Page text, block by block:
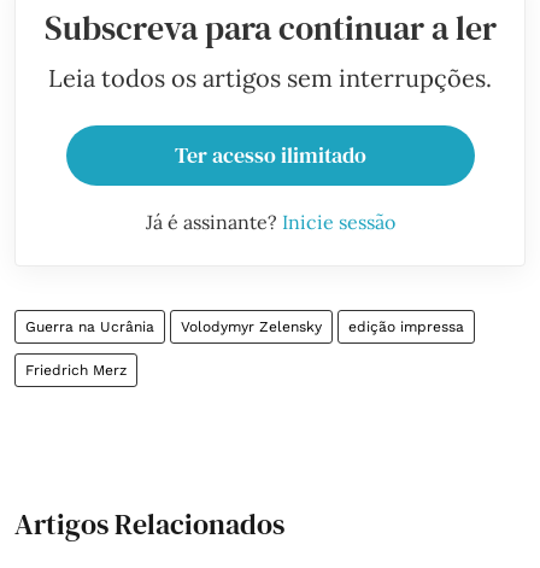
Subscreva para continuar a ler
Leia todos os artigos sem interrupções.
Ter acesso ilimitado
Já é assinante? Inicie sessão
Guerra na Ucrânia Volodymyr Zelensky edição impressa
Friedrich Merz
Artigos Relacionados